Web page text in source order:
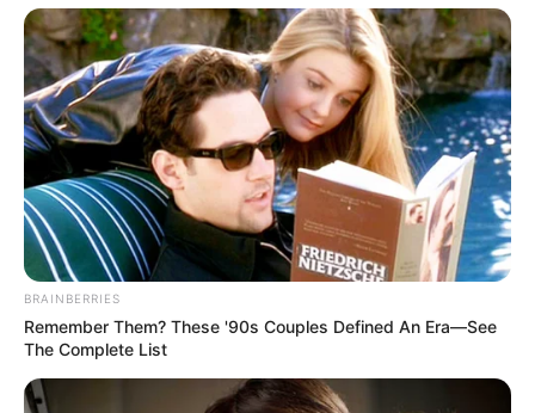
enfermedad silenciosa que se desencadena al
entrar en contacto con…”
BRAINBERRIES
Remember Them? These '90s Couples Defined An Era—See
The Complete List